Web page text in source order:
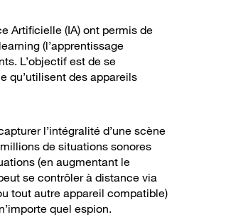
Artificielle (IA) ont permis de
(l’apprentissage
L’objectif est de se
qu’utilisent des appareils
l’intégralité d’une scène
de situations sonores
(en augmentant le
se contrôler à distance via
tout autre appareil compatible)
quel espion.